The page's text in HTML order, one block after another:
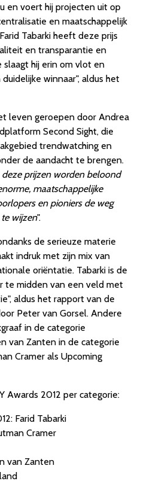
en voert hij projecten uit op
en maatschappelijk
Tabarki heeft deze prijs
en transparantie en
slaagt hij erin om vlot en
winnaar", aldus het
leven geroepen door Andrea
Second Sight, die
trendwatching en
de aandacht te brengen.
prijzen worden beloond
maatschappelijke
en pioniers de weg
wijzen".
de serieuze materie
indruk met zijn mix van
oriëntatie. Tabarki is de
te midden van een veld met
aldus het rapport van de
Peter van Gorsel. Andere
in de categorie
van Zanten in de categorie
Cramer als Upcoming
Awards 2012 per categorie:
Farid Tabarki
Cramer
van Zanten